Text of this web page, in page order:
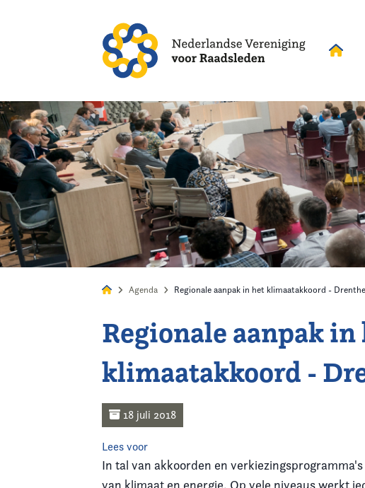
Alles Nieuws
Kennis & Informatie
Agenda Regionale aanpak in het klimaatakkoord - Drenthe
Regionale aanpak in
klimaatakkoord -
18 juli 2018
Lees voor
In tal van akkoorden en
van klimaat en energie. Op vele niveaus werkt